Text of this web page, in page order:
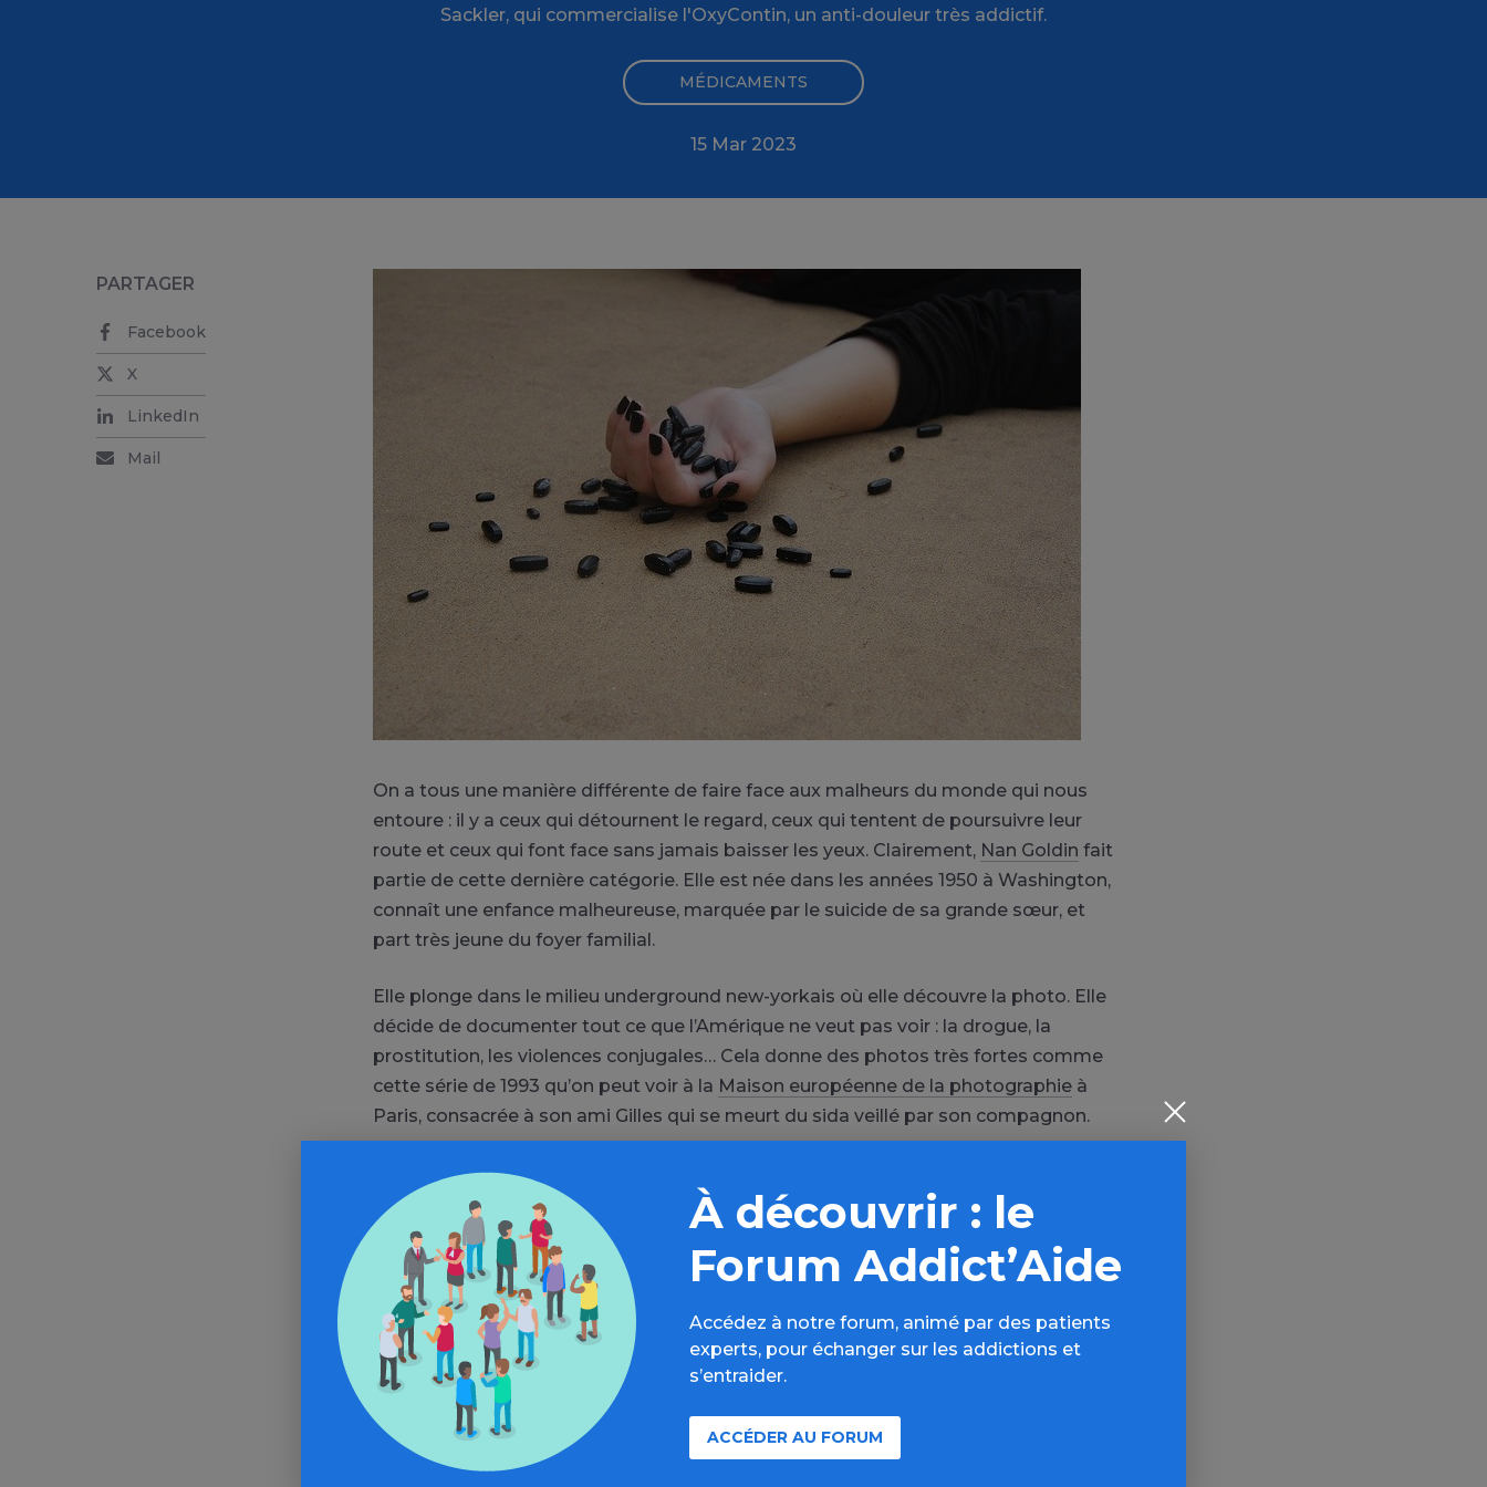
Sackler, qui commercialise l'OxyContin, un anti-douleur très addictif.
MÉDICAMENTS
15 Mar 2023
On a tous une manière différente de faire face aux malheurs du monde qui nous
entoure : il y a ceux qui détournent le regard, ceux qui tentent de poursuivre leur
route et ceux qui font face sans jamais baisser les yeux. Clairement, Nan Goldin fait
partie de cette dernière catégorie. Elle est née dans les années 1950 à Washington,
connaît une enfance malheureuse, marquée par le suicide de sa grande sœur, et
part très jeune du foyer familial.
Elle plonge dans le milieu underground new-yorkais où elle découvre la photo. Elle
décide de documenter tout ce que l’Amérique ne veut pas voir : la drogue, la
prostitution, les violences conjugales… Cela donne des photos très fortes comme
cette série de 1993 qu’on peut voir à la Maison européenne de la photographie à
Paris, consacrée à son ami Gilles qui se meurt du sida veillé par son compagnon.
On y voit la déchéance du corps, mais aussi l’amour, le désir jusqu’au bout, jusqu’à
ce baiser d’adieu bouleversant sur un lit d’hôpital. C’est cru, c’est noir, c’est violent,
c’est un regard de femme dans un milieu encore très masculin et ça fait d’elle l’une
des plus grandes photographes des années 80 et 90.
Mais Nan Goldin s’approche si près de l’abîme qu’elle plonge elle aussi : l’héroïne
d’abord. Et puis l’OxyContin
que son médecin lui prescrit pour soigner une
tendinite.
Voir la suite de l’article sur le site de franceinfo
PARTAGER
Facebook
X
LinkedIn
Mail
À découvrir : le
Forum Addict’Aide
Accédez à notre forum, animé par des patients
experts, pour échanger sur les addictions et
s’entraider.
ACCÉDER AU FORUM